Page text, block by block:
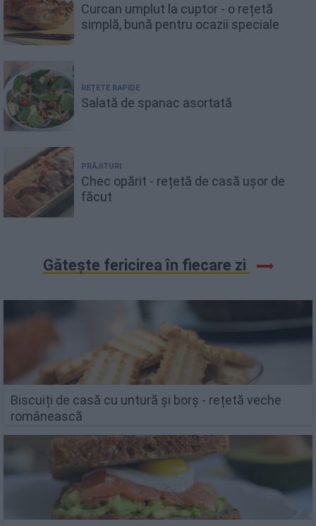
Curcan umplut la cuptor - o rețetă
simplă, bună pentru ocazii speciale
REȚETE RAPIDE
Salată de spanac asortată
PRĂJITURI
Chec opărit - rețetă de casă ușor de
făcut
Gătește fericirea în fiecare zi
Biscuiți de casă cu untură și borș - rețetă veche
românească